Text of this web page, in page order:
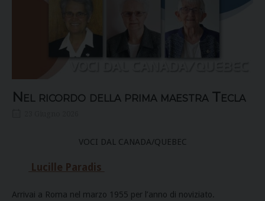
Nel ricordo della prima maestra Tecla
VOCI DAL CANADA/QUEBEC
Lucille Paradis
Arrivai a Roma nel marzo 1955 per l’anno di noviziato.